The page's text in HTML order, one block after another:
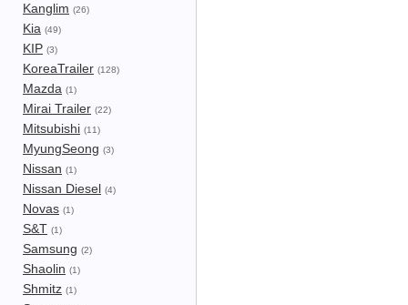
Kanglim (26)
Kia (49)
KIP (3)
KoreaTrailer (128)
Mazda (1)
Mirai Trailer (22)
Mitsubishi (11)
MyungSeong (3)
Nissan (1)
Nissan Diesel (4)
Novas (1)
S&T (1)
Samsung (2)
Shaolin (1)
Shmitz (1)